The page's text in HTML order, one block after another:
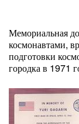
Мемориальная
космонавтами,
подготовки
городка в 1971